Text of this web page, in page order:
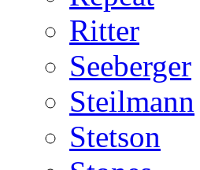
Ritter
Seeberger
Steilmann
Stetson